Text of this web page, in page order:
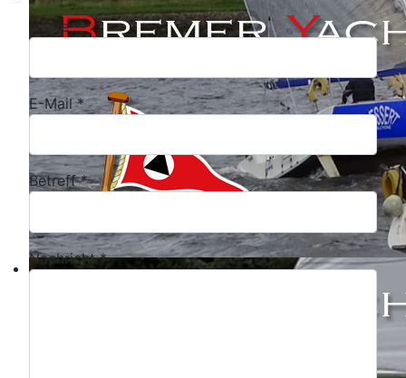
Name*
E-Mail*
Betreff*
Nachricht*